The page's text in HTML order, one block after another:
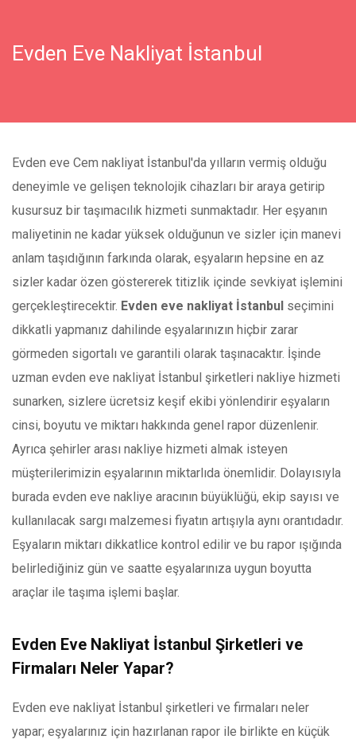
Evden Eve Nakliyat İstanbul
Evden eve Cem nakliyat İstanbul'da yılların vermiş olduğu
deneyimle ve gelişen teknolojik cihazları bir araya getirip
kusursuz bir taşımacılık hizmeti sunmaktadır. Her eşyanın
maliyetinin ne kadar yüksek olduğunun ve sizler için manevi
anlam taşıdığının farkında olarak, eşyaların hepsine en az
sizler kadar özen göstererek titizlik içinde sevkiyat işlemini
gerçekleştirecektir. Evden eve nakliyat İstanbul seçimini
dikkatli yapmanız dahilinde eşyalarınızın hiçbir zarar
görmeden sigortalı ve garantili olarak taşınacaktır. İşinde
uzman evden eve nakliyat İstanbul şirketleri nakliye hizmeti
sunarken, sizlere ücretsiz keşif ekibi yönlendirir eşyaların
cinsi, boyutu ve miktarı hakkında genel rapor düzenlenir.
Ayrıca şehirler arası nakliye hizmeti almak isteyen
müşterilerimizin eşyalarının miktarlıda önemlidir. Dolayısıyla
burada evden eve nakliye aracının büyüklüğü, ekip sayısı ve
kullanılacak sargı malzemesi fiyatın artışıyla aynı orantıdadır.
Eşyaların miktarı dikkatlice kontrol edilir ve bu rapor ışığında
belirlediğiniz gün ve saatte eşyalarınıza uygun boyutta
araçlar ile taşıma işlemi başlar.
Evden Eve Nakliyat İstanbul Şirketleri ve
Firmaları Neler Yapar?
Evden eve nakliyat İstanbul şirketleri ve firmaları neler
yapar; eşyalarınız için hazırlanan rapor ile birlikte en küçük